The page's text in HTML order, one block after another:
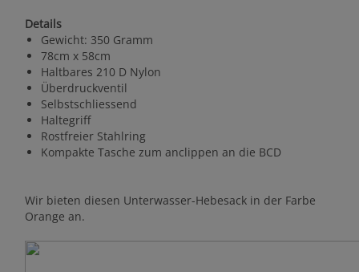
Details
Gewicht: 350 Gramm
78cm x 58cm
Haltbares 210 D Nylon
Überdruckventil
Selbstschliessend
Haltegriff
Rostfreier Stahlring
Kompakte Tasche zum anclippen an die BCD
Wir bieten diesen Unterwasser-Hebesack in der Farbe
Orange an.